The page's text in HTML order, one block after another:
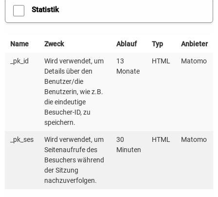
die gezielte Verbesserung von Mobilitätsverhalten
und standortspezifischen Mobilitätsangeboten
Kosten und Umweltwirkungen
die Unterstützung von Planungs-, Priorisierungs-
und Investitionsentscheidungen im
Mobilitätsmanagement
Ergänzend zu den Auswertungsergebnissen stellt das
Tool Fach- und Hintergrundwissen, hinterlegte
Beispielszenarien sowie praxisorientierte
Arbeitshilfen zur Verfügung. Die Ergebnisse können
als Grundlage für eine vertiefende Beratung und die
Umsetzung weiterführender Maßnahmen dienen.
Statistik
Name Zweck Ablauf Typ Anbieter
_pk_id
Wird verwendet, um
Details über den
Benutzer/die
Benutzerin, wie z.B.
die eindeutige
Besucher-ID, zu
speichern.
13
Monate
HTML Matomo
_pk_ses
Wird verwendet, um
Seitenaufrufe des
Besuchers während
der Sitzung
nachzuverfolgen.
30
Minuten
HTML Matomo